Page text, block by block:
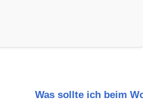
Was sollte ich beim